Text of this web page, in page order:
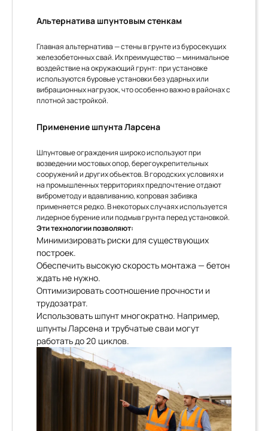
Альтернатива шпунтовым стенкам
Главная альтернатива — стены в грунте из буросекущих
железобетонных свай. Их преимущество — минимальное
воздействие на окружающий грунт: при установке
используются буровые установки без ударных или
вибрационных нагрузок, что особенно важно в районах с
плотной застройкой.
Применение шпунта Ларсена
Шпунтовые ограждения широко используют при
возведении мостовых опор, берегоукрепительных
сооружений и других объектов. В городских условиях и
на промышленных территориях предпочтение отдают
виброметоду и вдавливанию, копровая забивка
применяется редко. В некоторых случаях используется
лидерное бурение или подмыв грунта перед установкой.
Эти технологии позволяют:
Минимизировать риски для существующих
построек.
Обеспечить высокую скорость монтажа — бетон
ждать не нужно.
Оптимизировать соотношение прочности и
трудозатрат.
Использовать шпунт многократно. Например,
шпунты Ларсена и трубчатые сваи могут
работать до 20 циклов.